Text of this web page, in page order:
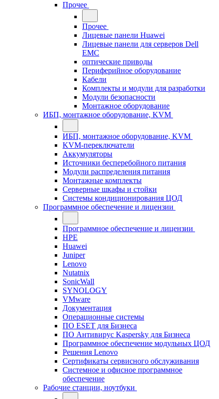
Прочее
Прочее
Лицевые панели Huawei
Лицевые панели для серверов Dell
EMC
оптические приводы
Периферийное оборудование
Кабели
Комплекты и модули для разработки
Модули безопасности
Монтажное оборудование
ИБП, монтажное оборудование, KVM
ИБП, монтажное оборудование, KVM
KVM-переключатели
Аккумуляторы
Источники бесперебойного питания
Модули распределения питания
Монтажные комплекты
Серверные шкафы и стойки
Системы кондиционирования ЦОД
Программное обеспечение и лицензии
Программное обеспечение и лицензии
HPE
Huawei
Juniper
Lenovo
Nutatnix
SonicWall
SYNOLOGY
VMware
Документация
Операционные системы
ПО ESET для Бизнеса
ПО Антивирус Kaspersky для Бизнеса
Программное обеспечение модульных ЦОД
Решения Lenovo
Сертификаты сервисного обслуживания
Системное и офисное программное
обеспечение
Рабочие станции, ноутбуки